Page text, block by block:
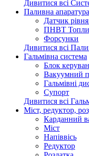
Дивитися всі
Паливна апаратура
Датчик
ПНВТ
Форсунки
Дивитися всі
Гальмівна система
Блок
Вакуумний
Гальмівні
Супорт
Дивитися всі
Міст, редуктор,
Карданний
Міст
Напіввісь
Редуктор